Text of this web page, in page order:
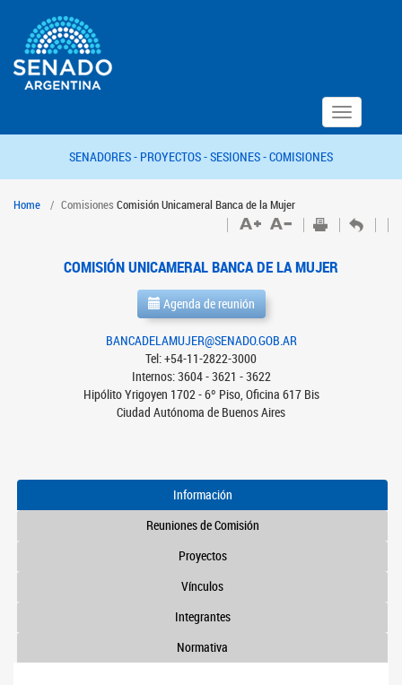
Toggle
navigation
SENADORES - PROYECTOS -SESIONES -COMISIONES
Home Comisiones Comisión Unicameral Banca de la Mujer
COMISIÓN UNICAMERAL BANCA DE LA MUJER
Agenda de reunión
BANCADELAMUJER@SENADO.GOB.AR
Tel: +54-11-2822-3000
Internos: 3604 - 3621 - 3622
Hipólito Yrigoyen 1702 - 6º Piso, Oficina 617 Bis
Ciudad Autónoma de Buenos Aires
Información
Reuniones de Comisión
Proyectos
Vínculos
Integrantes
Normativa